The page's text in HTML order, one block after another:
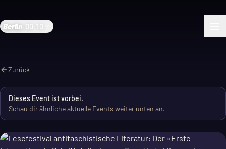
Berlin 00:10
Zurück
Dieses Event ist vorbei.
Schau dir ähnliche aktuelle Events weiter unten an.